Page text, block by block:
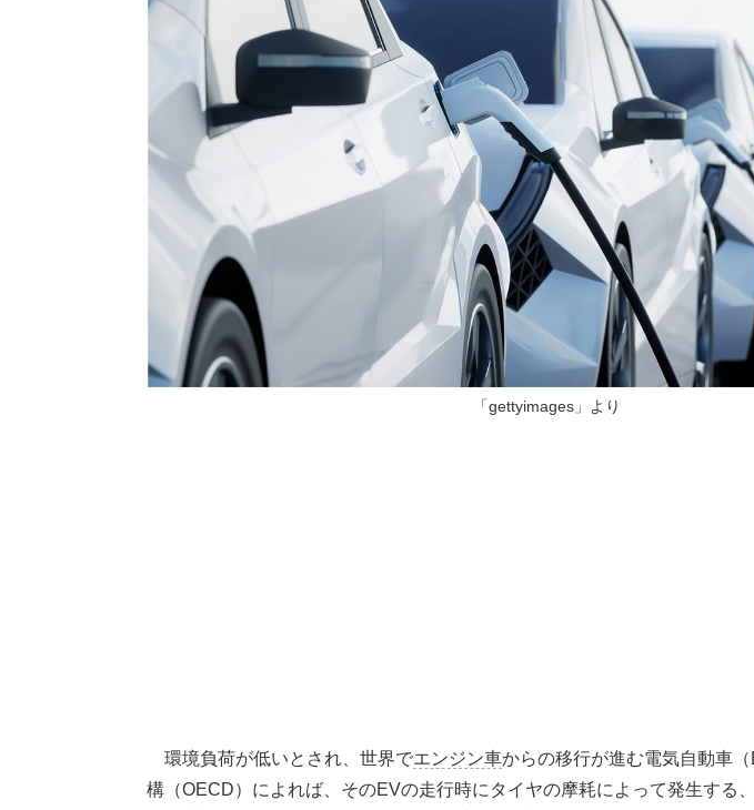
「gettyimages」より
環境負荷が低いとされ、世界でエンジン車からの移行が進む電気自動車
構（OECD）によれば、そのEVの走行時にタイヤの摩耗によって発生する